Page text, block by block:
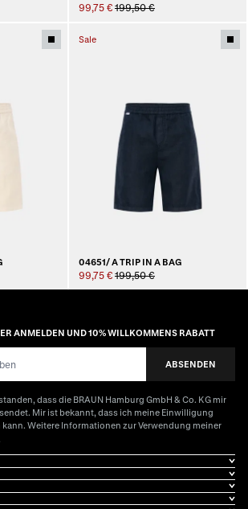
99,75 € 199,50 €
Sale
04651/ A TRIP IN A BAG
99,75 € 199,50 €
ANMELDEN UND 10% WILLKOMMENS RABATT
ABSENDEN
dass die BRAUN Hamburg GmbH & Co. KG mir
Mir ist bekannt, dass ich meine Einwilligung
Weitere Informationen zur Verwendung meiner